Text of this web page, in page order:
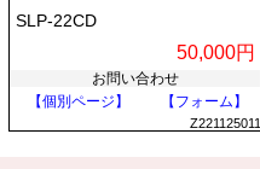
SLP-22CD
50,000円
お問い合わせ
【個別ページ】
【フォーム】
Z221125011